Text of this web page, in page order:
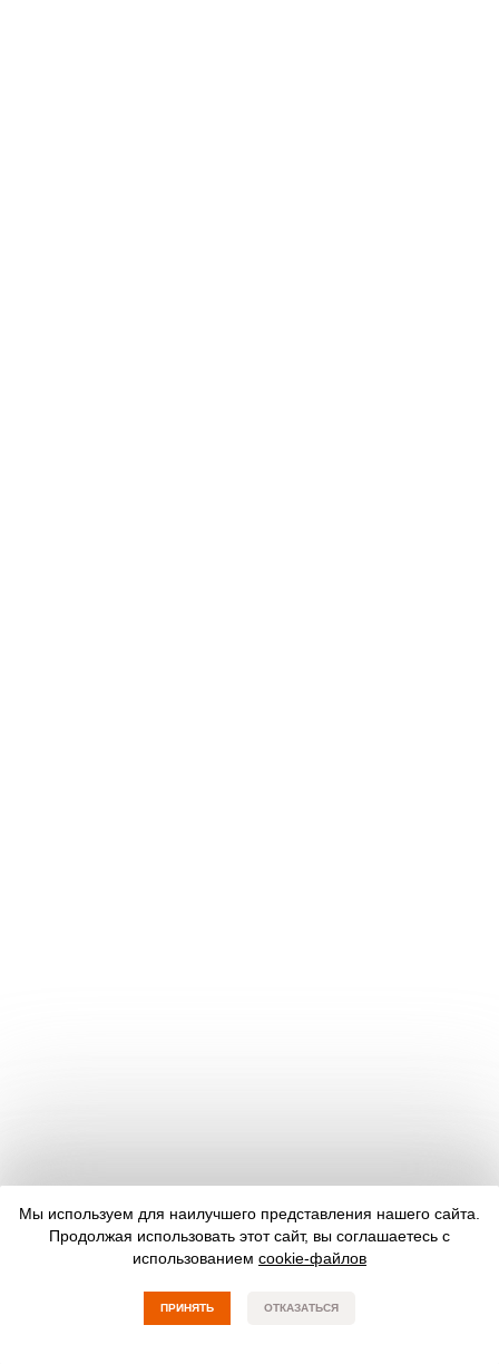
Мы используем для наилучшего представления нашего сайта.
Продолжая использовать этот сайт, вы соглашаетесь с
использованием cookie-файлов
ПРИНЯТЬ ОТКАЗАТЬСЯ